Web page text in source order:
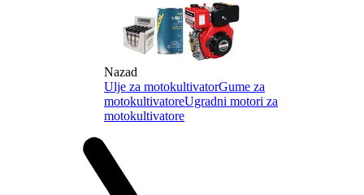
Nazad
Ulje za motokultivatorGume za
motokultivatoreUgradni motori za
motokultivatore